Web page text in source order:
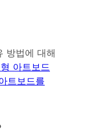
방법에 대해
아트보드
트보드를